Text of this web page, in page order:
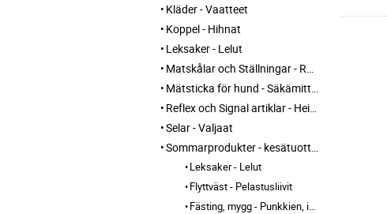
Kläder - Vaatteet
Koppel - Hihnat
Leksaker - Lelut
Matskålar och Ställningar - Ruokakupit ja telineet
Mätsticka för hund - Säkämittaus
Reflex och Signal artiklar - Heijastin ja huomio tuotteet
Selar - Valjaat
Sommarprodukter - kesätuotteet
Leksaker - Lelut
Flyttväst - Pelastusliivit
Fästing, mygg - Punkkien, itikoiden torjunta